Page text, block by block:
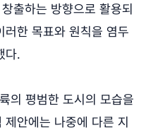
출하는 방향으로 활용되
한 목표와 원칙을 염두
다.
의 평범한 도시의 모습을
안에는 나중에 다른 지